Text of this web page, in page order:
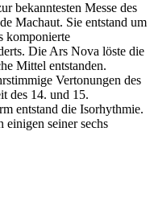
bekanntesten Messe des
Machaut. Sie entstand um
komponierte
Die Ars Nova löste die
Mittel entstanden.
Vertonungen des
des 14. und 15.
entstand die Isorhythmie.
seiner sechs